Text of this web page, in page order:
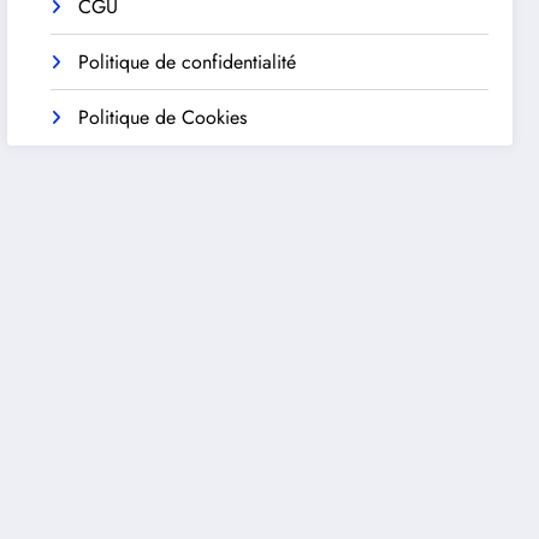
CGU
Politique de confidentialité
Politique de Cookies